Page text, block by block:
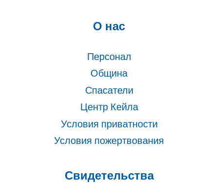
О нас
Персонал
Община
Спасатели
Центр Кейла
Условия приватности
Условия пожертвования
Свидетельства